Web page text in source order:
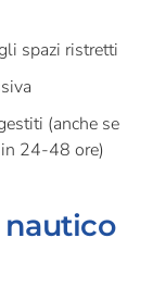
spazi ristretti
(anche se
24-48 ore)
nautico